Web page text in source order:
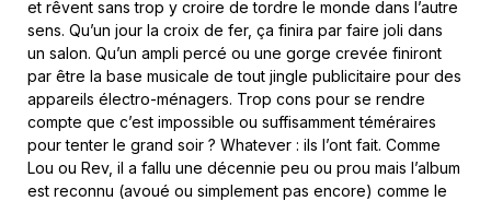
et rêvent sans trop y croire de tordre le monde dans l’autre
sens. Qu’un jour la croix de fer, ça finira par faire joli dans
un salon. Qu’un ampli percé ou une gorge crevée finiront
par être la base musicale de tout jingle publicitaire pour des
appareils électro-ménagers. Trop cons pour se rendre
compte que c’est impossible ou suffisamment téméraires
pour tenter le grand soir ? Whatever : ils l’ont fait. Comme
Lou ou Rev, il a fallu une décennie peu ou prou mais l’album
est reconnu (avoué ou simplement pas encore) comme le